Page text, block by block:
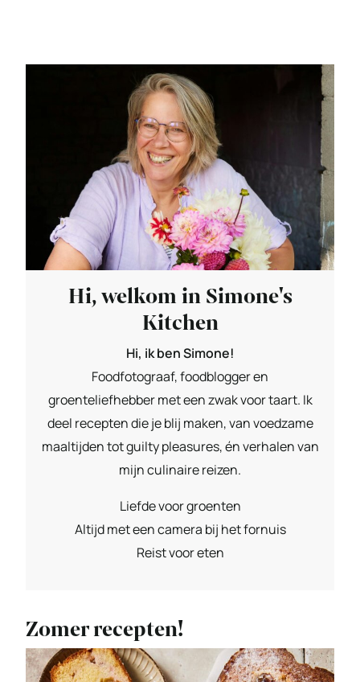
Hi, welkom in Simone's
Kitchen
Hi, ik ben Simone!
Foodfotograaf, foodblogger en
groenteliefhebber met een zwak voor taart. Ik
deel recepten die je blij maken, van voedzame
maaltijden tot guilty pleasures, én verhalen van
mijn culinaire reizen.
Liefde voor groenten
Altijd met een camera bij het fornuis
Reist voor eten
Zomer recepten!